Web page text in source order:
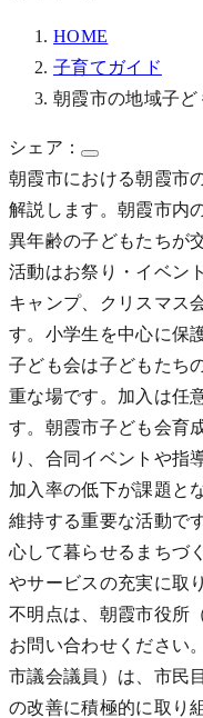
HOME
子育てガイド
朝霞市の地域子ど
シェア：
朝霞市における朝霞市
解説します。朝霞市内
異年齢の子どもたちが
活動はお祭り・イベン
キャンプ、クリスマス
す。小学生を中心に保
子ども会は子どもたち
重な場です。加入は任
す。朝霞市子ども会育
り、合同イベントや指
加入率の低下が課題と
維持する重要な活動で
心して暮らせるまちづ
やサービスの充実に取
不明点は、朝霞市役所
お問い合わせください
市議会議員）は、市民
の改善に積極的に取り